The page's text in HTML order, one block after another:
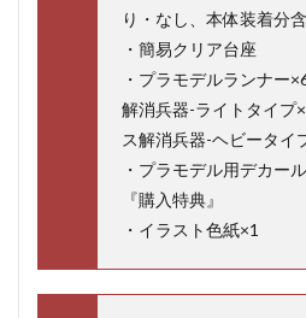
り・なし、本体装着分
・簡易クリア台座
・プラモデルランナー
解消兵器-ライトタイプ
ス解消兵器-ヘビータイ
・プラモデル用デカー
『購入特典』
・イラスト色紙×1